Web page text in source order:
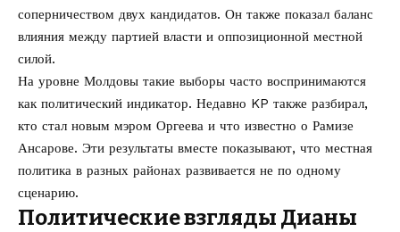
соперничеством двух кандидатов. Он также показал баланс
влияния между партией власти и оппозиционной местной
силой.
На уровне Молдовы такие выборы часто воспринимаются
как политический индикатор. Недавно KP также разбирал,
кто стал новым мэром Оргеева и что известно о Рамизе
Ансарове. Эти результаты вместе показывают, что местная
политика в разных районах развивается не по одному
сценарию.
Политические взгляды Дианы